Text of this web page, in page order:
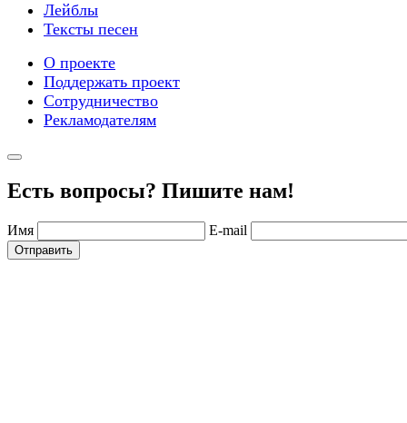
Лейблы
Тексты песен
О проекте
Поддержать проект
Сотрудничество
Рекламодателям
Есть вопросы? Пишите нам!
Имя E-mail